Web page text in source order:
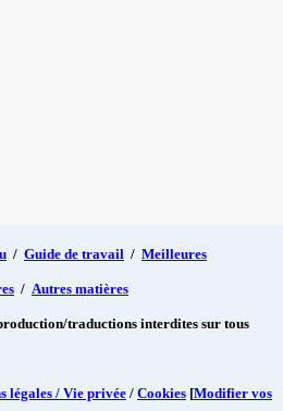
/ Guide de travail / Meilleures
/ Autres matières
traductions interdites sur tous
légales / Vie privée / Cookies [Modifier vos